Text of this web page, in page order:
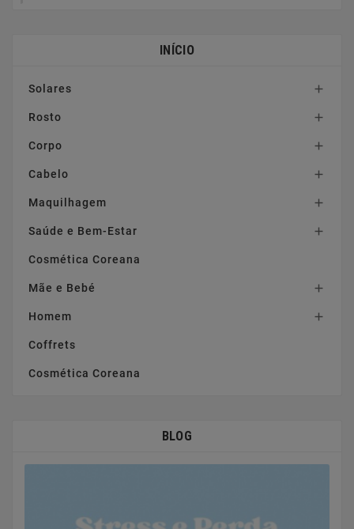
INÍCIO
Solares 
Rosto 
Corpo 
Cabelo 
Maquilhagem 
Saúde e Bem-Estar 
Cosmética Coreana
Mãe e Bebé 
Homem 
Coffrets
Cosmética Coreana
BLOG